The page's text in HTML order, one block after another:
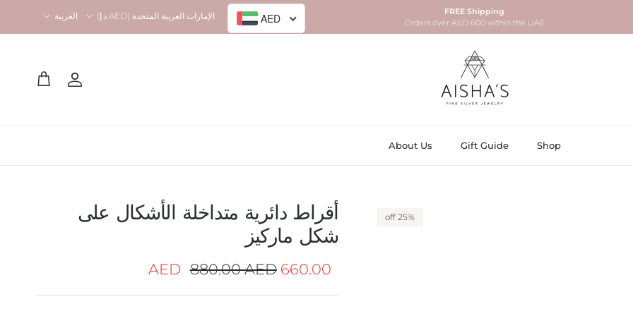
FREE Shipping
Orders over AED 600 within the UAE
AED الإمارات العربية المتحدة (AED د.إ) العربية
Account
Cart
Shop
Gift Guide
About Us
25% off
أقراط دائرية متداخلة الأشكال على
شكل ماركيز
Sale price
660.00 AED
Regular price880.00 AED